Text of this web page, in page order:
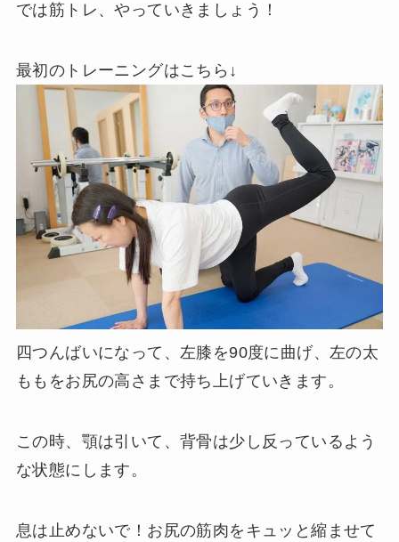
では筋トレ、やっていきましょう！
最初のトレーニングはこちら↓
四つんばいになって、左膝を90度に曲げ、左の太
ももをお尻の高さまで持ち上げていきます。
この時、顎は引いて、背骨は少し反っているよう
な状態にします。
息は止めないで！お尻の筋肉をキュッと縮ませて